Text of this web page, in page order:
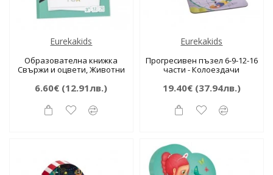
Eurekakids
Образователна книжка
Свържи и оцвети, Животни
6.60€ (12.91лв.)
Eurekakids
Прогресивен пъзел 6-9-12-16
части - Колоездачи
19.40€(37.94лв.)